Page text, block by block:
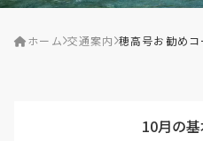
ホーム 交通案内 穂高号お勧めコ
10月の